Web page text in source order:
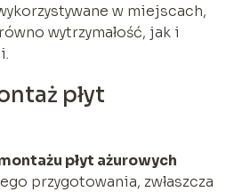
w miejscach,
wytrzymałość, jak i
płyt
płyt ażurowych
przygotowania, zwłaszcza